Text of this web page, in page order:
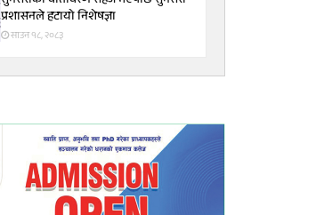
प्रशासनले हटायाे निशेषज्ञा
साउन १८, २०८३